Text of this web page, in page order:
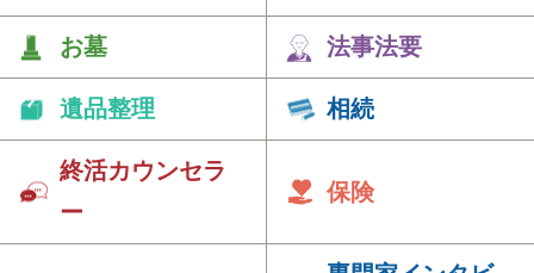
お墓 法事法要
遺品整理 相続
終活カウンセラ
ー
保険